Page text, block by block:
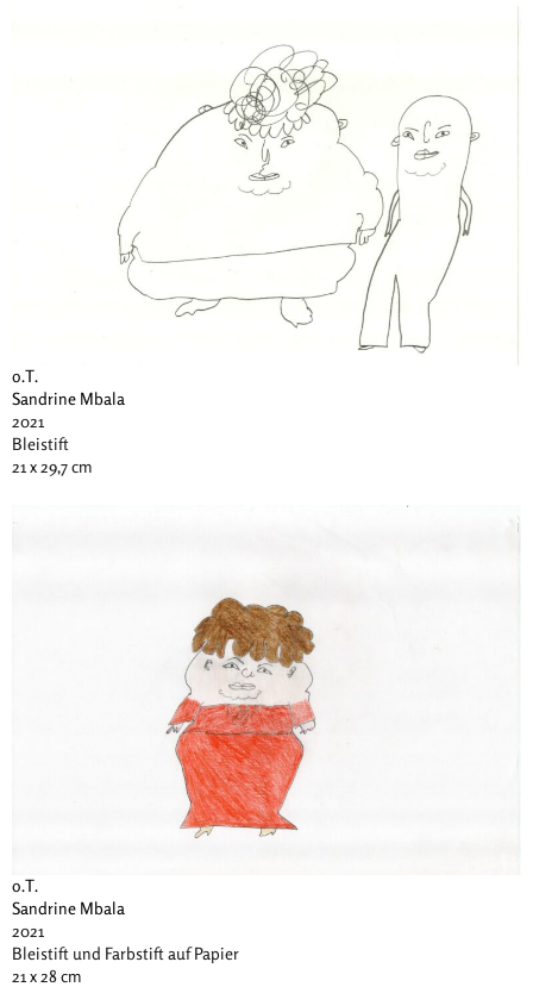
o.T.
Sandrine Mbala
2021
Bleistift
21 x 29,7 cm
o.T.
Sandrine Mbala
2021
Bleistift und Farbstift auf Papier
21 x 28 cm